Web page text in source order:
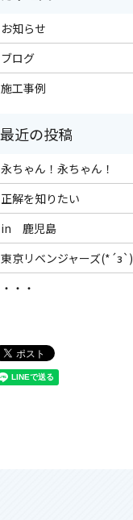
お知らせ
ブログ
施工事例
永ちゃん！永ちゃん！
正解を知りたい
in 鹿児島
東京リベンジャーズ(*´з`)
・・・